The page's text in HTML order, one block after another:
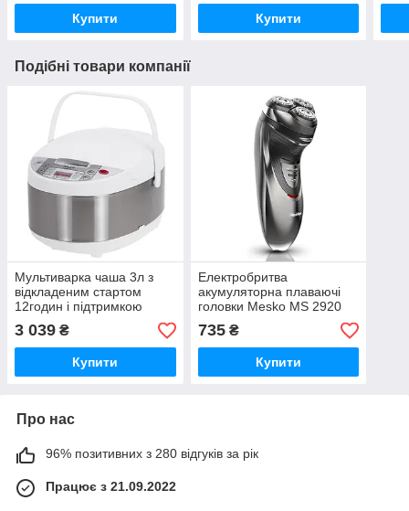
Купити Купити
Подібні товари компанії
Мультиварка чаша 3л з
відкладеним стартом
12годин і підтримкою
тепла 700Вт Adler AD 6420
3 039 ₴
Купити
Електробритва
акумуляторна плаваючі
головки Mesko MS 2920
тример дорожній футляр
735₴
Купити
Про нас
96% позитивних з 280 відгуків за рік
Працює з 21.09.2022